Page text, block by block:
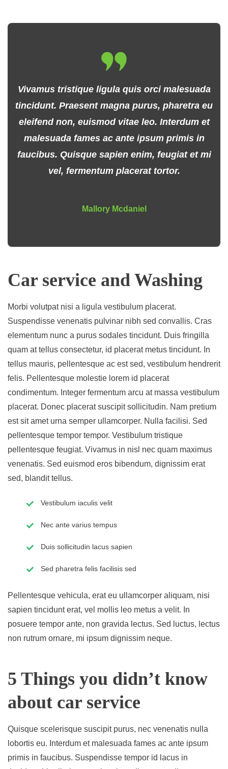
Vivamus tristique ligula quis orci malesuada
tincidunt. Praesent magna purus, pharetra eu
eleifend non, euismod vitae leo. Interdum et
malesuada fames ac ante ipsum primis in
faucibus. Quisque sapien enim, feugiat et mi
vel, fermentum placerat tortor.
Mallory Mcdaniel
Car service and Washing
Morbi volutpat nisi a ligula vestibulum placerat.
Suspendisse venenatis pulvinar nibh sed convallis. Cras
elementum nunc a purus sodales tincidunt. Duis fringilla
quam at tellus consectetur, id placerat metus tincidunt. In
tellus mauris, pellentesque ac est sed, vestibulum hendrerit
felis. Pellentesque molestie lorem id placerat
condimentum. Integer fermentum arcu at massa vestibulum
placerat. Donec placerat suscipit sollicitudin. Nam pretium
est sit amet urna semper ullamcorper. Nulla facilisi. Sed
pellentesque tempor tempor. Vestibulum tristique
pellentesque feugiat. Vivamus in nisl nec quam maximus
venenatis. Sed euismod eros bibendum, dignissim erat
sed, blandit tellus.
Vestibulum iaculis velit
Nec ante varius tempus
Duis sollicitudin lacus sapien
Sed pharetra felis facilisis sed
Pellentesque vehicula, erat eu ullamcorper aliquam, nisi
sapien tincidunt erat, vel mollis leo metus a velit. In
posuere tempor ante, non gravida lectus. Sed luctus, lectus
non rutrum ornare, mi ipsum dignissim neque.
5 Things you didn’t know
about car service
Quisque scelerisque suscipit purus, nec venenatis nulla
lobortis eu. Interdum et malesuada fames ac ante ipsum
primis in faucibus. Suspendisse tempor id lacus in